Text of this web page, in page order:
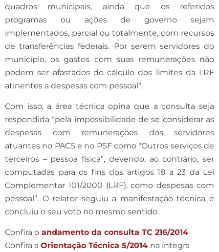
quadros municipais, ainda que os referidos
programas ou ações de governo sejam
implementados, parcial ou totalmente, com recursos
de transferências federais. Por serem servidores do
município, os gastos com suas remunerações não
podem ser afastados do cálculo dos limites da LRF
atinentes a despesas com pessoal”.
Com isso, a área técnica opina que a consulta seja
respondida “pela impossibilidade de se considerar as
despesas com remunerações dos servidores
atuantes no PACS e no PSF como “Outros serviços de
terceiros – pessoa física”, devendo, ao contrário, ser
computadas para os fins dos artigos 18 a 23 da Lei
Complementar 101/2000 (LRF), como despesas com
pessoal”. O relator seguiu a manifestação técnica e
concluiu o seu voto no mesmo sentido.
Confira o andamento da consulta TC 216/2014
Confira a Orientação Técnica 5/2014 na íntegra